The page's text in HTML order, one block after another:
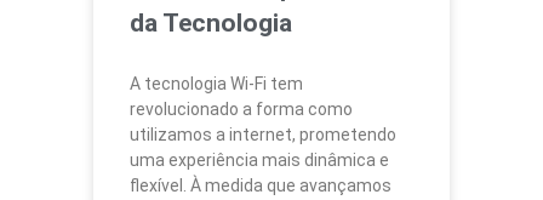
da Tecnologia
A tecnologia Wi-Fi tem
revolucionado a forma como
utilizamos a internet, prometendo
uma experiência mais dinâmica e
flexível. À medida que avançamos